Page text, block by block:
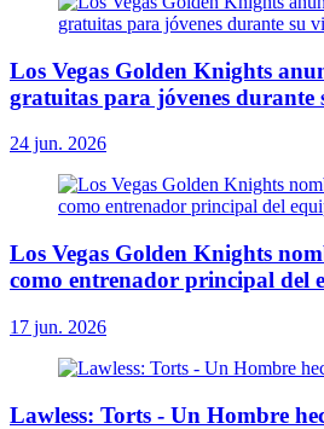
Los Vegas Golden Knights
gratuitas para jóvenes
24 jun. 2026
Los Vegas Golden Knights
como entrenador principal del
17 jun. 2026
Lawless: Torts - Un Hombre